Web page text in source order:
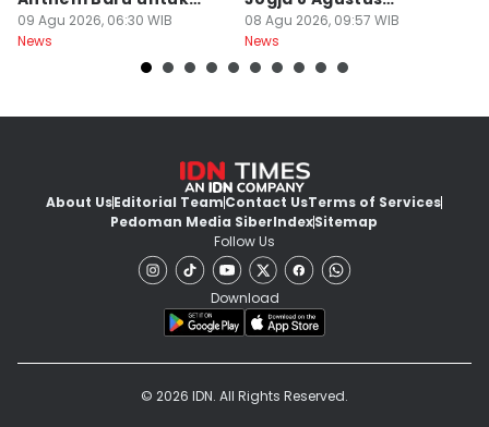
Pencinta Padel
09 Agu 2026, 06:30 WIB
News
Berawan
08 Agu 2026, 09:57 WIB
News
About UsEditorial TeamContact UsTerms of Services
Pedoman Media SiberIndexSitemap
Follow Us
Download
© 2026 IDN. All Rights Reserved.